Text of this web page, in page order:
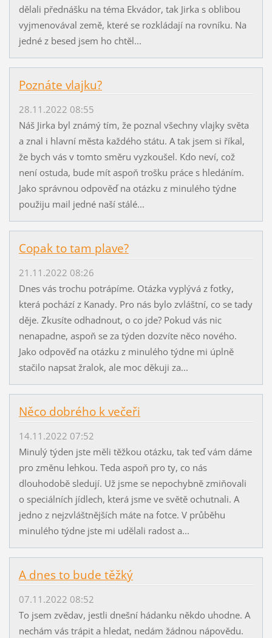
dělali přednášku na téma Ekvádor, tak Jirka s oblibou
vyjmenovával země, které se rozkládají na rovníku. Na
jedné z besed jsem ho chtěl...
Poznáte vlajku?
28.11.2022 08:55
Náš Jirka byl známý tím, že poznal všechny vlajky světa
a znal i hlavní města každého státu. A tak jsem si říkal,
že bych vás v tomto směru vyzkoušel. Kdo neví, což
není ostuda, bude mít aspoň trošku práce s hledáním.
Jako správnou odpověď na otázku z minulého týdne
použiju mail jedné naší stálé...
Copak to tam plave?
21.11.2022 08:26
Dnes vás trochu potrápíme. Otázka vyplývá z fotky,
která pochází z Kanady. Pro nás bylo zvláštní, co se tady
děje. Zkusíte odhadnout, o co jde? Pokud vás nic
nenapadne, aspoň se za týden dozvíte něco nového.
Jako odpověď na otázku z minulého týdne mi úplně
stačilo napsat žralok, ale moc děkuji za...
Něco dobrého k večeři
14.11.2022 07:52
Minulý týden jste měli těžkou otázku, tak teď vám dáme
pro změnu lehkou. Teda aspoň pro ty, co nás
dlouhodobě sledují. Už jsme se nepochybně zmiňovali
o speciálních jídlech, která jsme ve světě ochutnali. A
jedno z nejzvláštnějších máte na fotce. V průběhu
minulého týdne jste mi udělali radost a...
A dnes to bude těžký
07.11.2022 08:52
To jsem zvědav, jestli dnešní hádanku někdo uhodne. A
nechám vás trápit a hledat, nedám žádnou nápovědu.